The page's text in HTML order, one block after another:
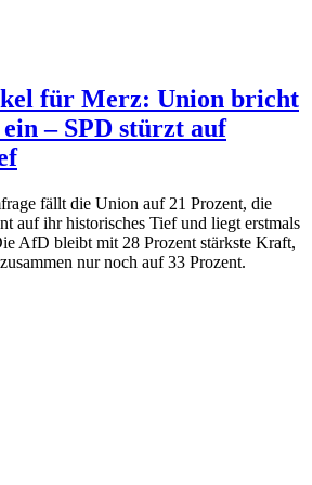
für Merz: Union bricht
– SPD stürzt auf
fällt die Union auf 21 Prozent, die
auf ihr historisches Tief und liegt erstmals
AfD bleibt mit 28 Prozent stärkste Kraft,
nur noch auf 33 Prozent.